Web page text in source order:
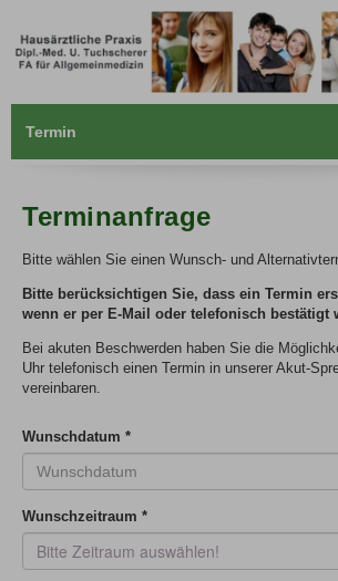
Termin
Terminanfrage
Bitte wählen Sie einen Wunsch- und
Bitte berücksichtigen Sie, dass ein Termin
wenn er per E-Mail oder telefonisch bestätigt
Bei akuten Beschwerden haben Sie die
Uhr telefonisch einen Termin in unserer Akut-
vereinbaren.
Wunschdatum *
Wunschzeitraum *
Bitte Zeitraum auswählen!